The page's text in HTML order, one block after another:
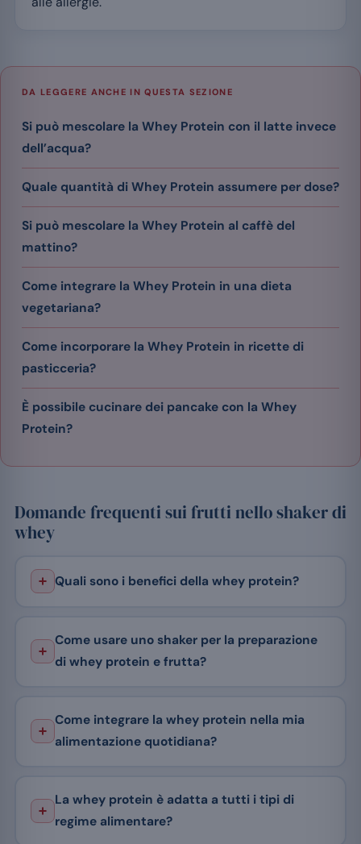
DA LEGGERE ANCHE IN QUESTA SEZIONE
Si può mescolare la Whey Protein con il latte invece
dell’acqua?
Quale quantità di Whey Protein assumere per dose?
Si può mescolare la Whey Protein al caffè del
mattino?
Come integrare la Whey Protein in una dieta
vegetariana?
Come incorporare la Whey Protein in ricette di
pasticceria?
È possibile cucinare dei pancake con la Whey
Protein?
Domande frequenti sui frutti nello shaker di
whey
Quali sono i benefici della whey protein?
Come usare uno shaker per la preparazione
di whey protein e frutta?
Come integrare la whey protein nella mia
alimentazione quotidiana?
La whey protein è adatta a tutti i tipi di
regime alimentare?